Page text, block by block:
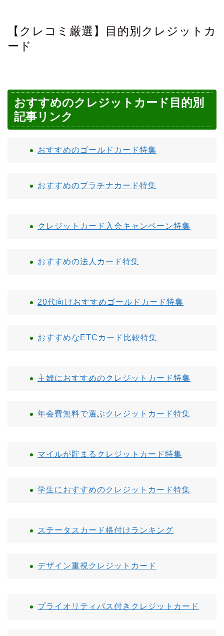
【クレコミ厳選】目的別クレジットカ
ード
おすすめのクレジットカード目的別
記事リンク
おすすめのゴールドカード特集
おすすめのプラチナカード特集
クレジットカード入会キャンペーン特集
おすすめの法人カード特集
20代向けおすすめゴールドカード特集
おすすめなETCカード比較特集
主婦におすすめのクレジットカード特集
年会費無料で選ぶクレジットカード特集
マイルが貯まるクレジットカード特集
学生におすすめのクレジットカード特集
ステータスカード格付けランキング
デザイン重視クレジットカード
プライオリティパス付きクレジットカード